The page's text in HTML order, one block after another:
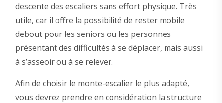
descente des escaliers sans effort physique. Très
utile, car il offre la possibilité de rester mobile
debout pour les seniors ou les personnes
présentant des difficultés à se déplacer, mais aussi
à s’asseoir ou à se relever.
Afin de choisir le monte-escalier le plus adapté,
vous devrez prendre en considération la structure